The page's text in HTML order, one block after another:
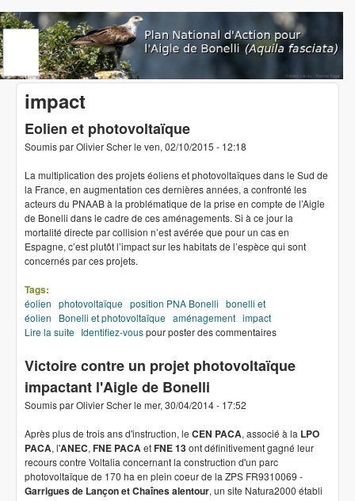
Aller au contenu principal
www.aigledebonelli.org
impact
Eolien et photovoltaïque
Soumis parOlivier Scherle ven, 02/10/2015 - 12:18
La multiplication des projets éoliens et photovoltaïques dans le Sud de
la France, en augmentation ces dernières années, a confronté les
acteurs du PNAAB à la problématique de la prise en compte de l’Aigle
de Bonelli dans le cadre de ces aménagements. Si à ce jour la
mortalité directe par collision n’est avérée que pour un cas en
Espagne, c’est plutôt l’impact sur les habitats de l’espèce qui sont
concernés par ces projets.
Tags:
éolien photovoltaïque position PNA Bonelli bonelli et
éolien
Bonelli et photovoltaïque aménagement impact
Lire la suite de Eolien et photovoltaïque
Identifiez-vouspour poster des commentaires
Victoire contre un projet photovoltaïque
impactant l'Aigle de Bonelli
Soumis parOlivier Scherle mer, 30/04/2014 - 17:52
Après plus de trois ans d'instruction, le CEN PACA, associé à la LPO
PACA, l'ANEC, FNE PACAetFNE 13ont définitivement gagné leur
recours contre Voltalia concernant la construction d'un parc
photovoltaïque de 170 ha en plein coeur de la ZPS FR9310069 -
Garrigues de Lançon et Chaînes alentour, un site Natura2000 établi